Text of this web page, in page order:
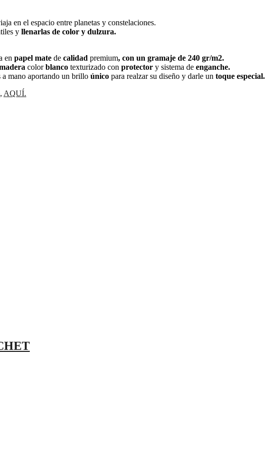
en el espacio entre planetas y constelaciones.
y llenarlas de color y dulzura.
en papel mate de calidad premium, con un gramaje de 240 gr/m2.
colorblanco texturizado con protector y sistema de enganche.
a mano aportando un brillo único para realzar su diseño y darle un toque especial.
AQUÍ.